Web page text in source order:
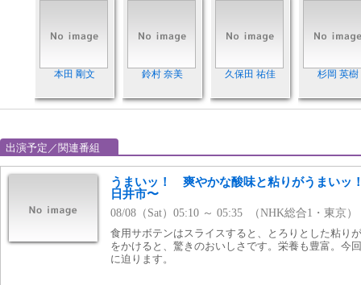
本田 剛文 鈴村 奈美 久保田 祐佳 杉岡 英樹
出演予定／関連番組
うまいッ！ 爽やかな酸味と粘りがうまいッ
日井市〜
08/08（Sat）05:10 ～ 05:35 （NHK総合1・東京）
食用サボテンはスライスすると、とろりとした粘り
をかけると、驚きのおいしさです。栄養も豊富。今
に迫ります。